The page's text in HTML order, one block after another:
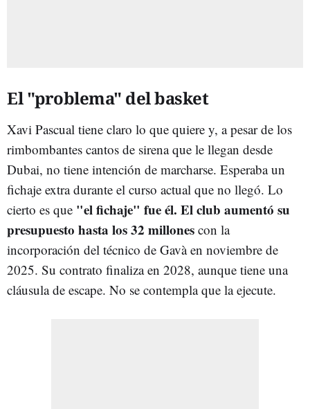
El "problema" del basket
Xavi Pascual tiene claro lo que quiere y, a pesar de los
rimbombantes cantos de sirena que le llegan desde
Dubai, no tiene intención de marcharse. Esperaba un
fichaje extra durante el curso actual que no llegó. Lo
cierto es que "el fichaje" fue él. El club aumentó su
presupuesto hasta los 32 millones con la
incorporación del técnico de Gavà en noviembre de
2025. Su contrato finaliza en 2028, aunque tiene una
cláusula de escape. No se contempla que la ejecute.